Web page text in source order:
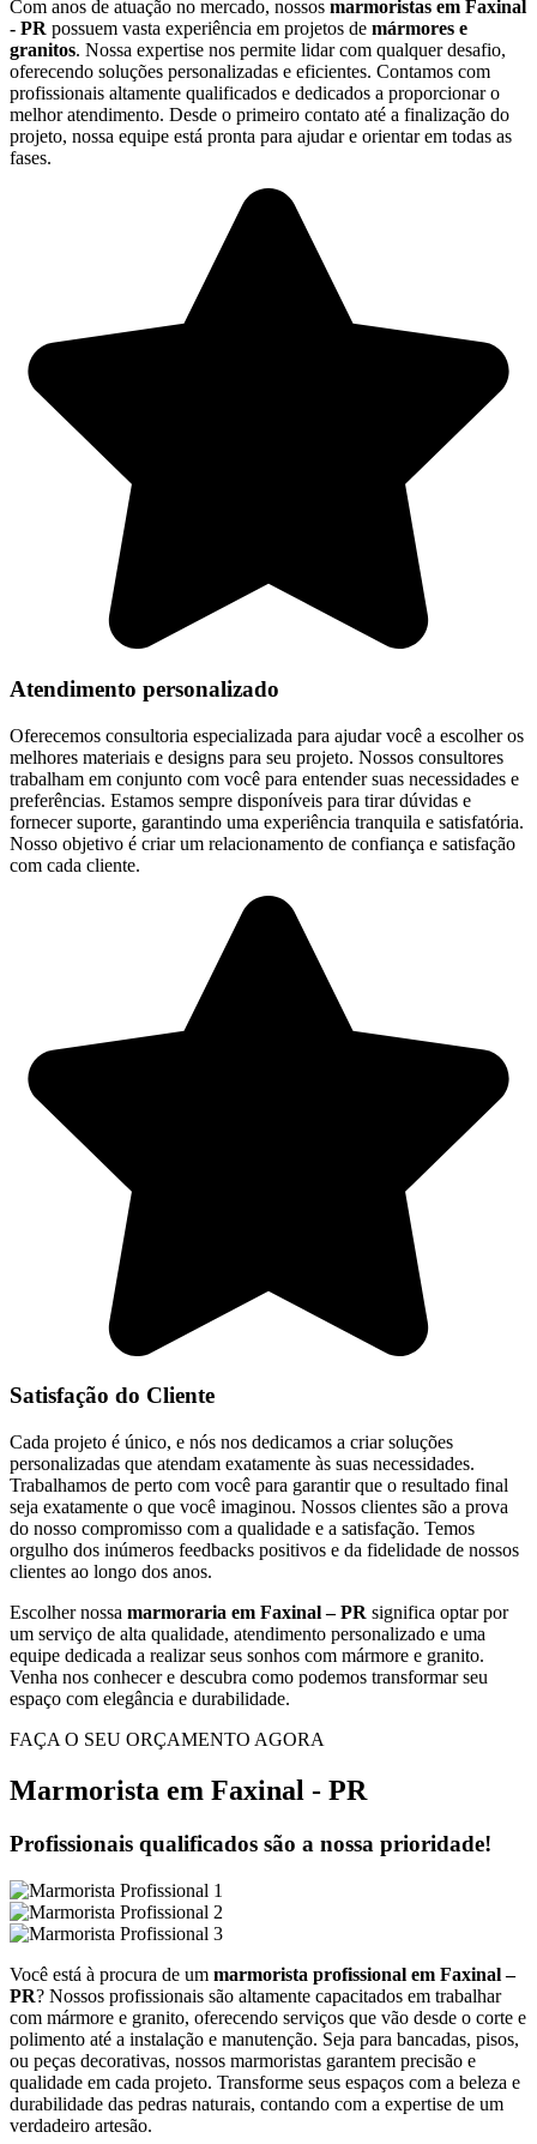
Com anos de atuação no mercado, nossos marmoristas em Faxinal
- PR possuem vasta experiência em projetos de mármores e
granitos. Nossa expertise nos permite lidar com qualquer desafio,
oferecendo soluções personalizadas e eficientes. Contamos com
profissionais altamente qualificados e dedicados a proporcionar o
melhor atendimento. Desde o primeiro contato até a finalização do
projeto, nossa equipe está pronta para ajudar e orientar em todas as
fases.
Atendimento personalizado
Oferecemos consultoria especializada para ajudar você a escolher os
melhores materiais e designs para seu projeto. Nossos consultores
trabalham em conjunto com você para entender suas necessidades e
preferências. Estamos sempre disponíveis para tirar dúvidas e
fornecer suporte, garantindo uma experiência tranquila e satisfatória.
Nosso objetivo é criar um relacionamento de confiança e satisfação
com cada cliente.
Satisfação do Cliente
Cada projeto é único, e nós nos dedicamos a criar soluções
personalizadas que atendam exatamente às suas necessidades.
Trabalhamos de perto com você para garantir que o resultado final
seja exatamente o que você imaginou. Nossos clientes são a prova
do nosso compromisso com a qualidade e a satisfação. Temos
orgulho dos inúmeros feedbacks positivos e da fidelidade de nossos
clientes ao longo dos anos.
Escolher nossa marmoraria em Faxinal – PR significa optar por
um serviço de alta qualidade, atendimento personalizado e uma
equipe dedicada a realizar seus sonhos com mármore e granito.
Venha nos conhecer e descubra como podemos transformar seu
espaço com elegância e durabilidade.
FAÇA O SEU ORÇAMENTO AGORA
Marmorista em Faxinal - PR
Profissionais qualificados são a nossa prioridade!
Você está à procura de um marmorista profissional em Faxinal –
PR? Nossos profissionais são altamente capacitados em trabalhar
com mármore e granito, oferecendo serviços que vão desde o corte e
polimento até a instalação e manutenção. Seja para bancadas, pisos,
ou peças decorativas, nossos marmoristas garantem precisão e
qualidade em cada projeto. Transforme seus espaços com a beleza e
durabilidade das pedras naturais, contando com a expertise de um
verdadeiro artesão.